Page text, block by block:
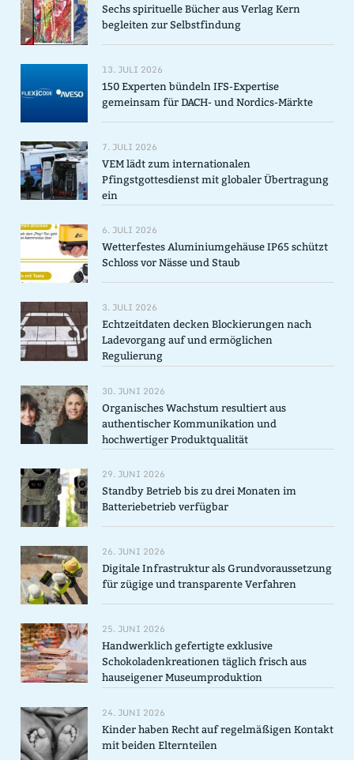
Sechs spirituelle Bücher aus Verlag Kern
begleiten zur Selbstfindung
13. JULI 2026
150 Experten bündeln IFS-Expertise
gemeinsam für DACH- und Nordics-Märkte
7. JULI 2026
VEM lädt zum internationalen
Pfingstgottesdienst mit globaler Übertragung
ein
6. JULI 2026
Wetterfestes Aluminiumgehäuse IP65 schützt
Schloss vor Nässe und Staub
3. JULI 2026
Echtzeitdaten decken Blockierungen nach
Ladevorgang auf und ermöglichen
Regulierung
30. JUNI 2026
Organisches Wachstum resultiert aus
authentischer Kommunikation und
hochwertiger Produktqualität
29. JUNI 2026
Standby Betrieb bis zu drei Monaten im
Batteriebetrieb verfügbar
26. JUNI 2026
Digitale Infrastruktur als Grundvoraussetzung
für zügige und transparente Verfahren
25. JUNI 2026
Handwerklich gefertigte exklusive
Schokoladenkreationen täglich frisch aus
hauseigener Museumproduktion
24. JUNI 2026
Kinder haben Recht auf regelmäßigen Kontakt
mit beiden Elternteilen